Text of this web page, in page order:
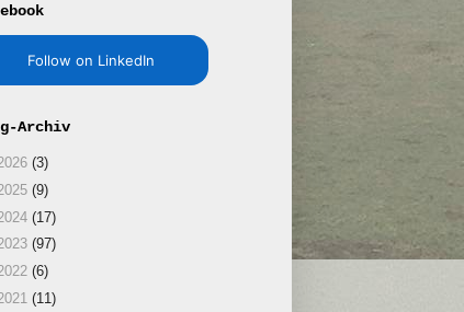
Follow on LinkedIn
Archiv
(3)
(9)
(17)
(97)
(6)
(11)